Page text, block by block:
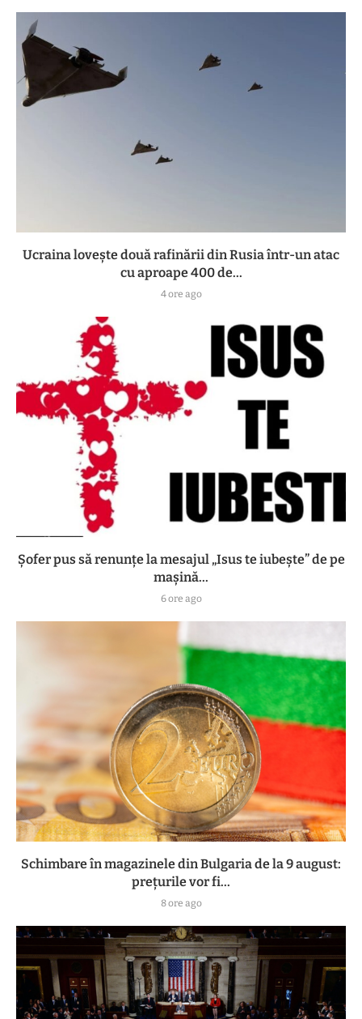
Ucraina lovește două rafinării din Rusia într-un atac
cu aproape 400 de...
4 ore ago
Șofer pus să renunțe la mesajul „Isus te iubește” de pe
mașină...
6 ore ago
Schimbare în magazinele din Bulgaria de la 9 august:
prețurile vor fi...
8 ore ago